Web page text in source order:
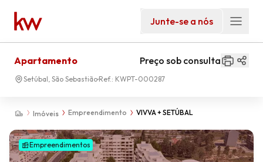
Junte-se a nós
Imóveis Empreendimento VIVVA + SETÚBAL
Apartamento Preço sob consulta
Setúbal, São Sebastião Ref.: KWPT-000287
Empreendimentos